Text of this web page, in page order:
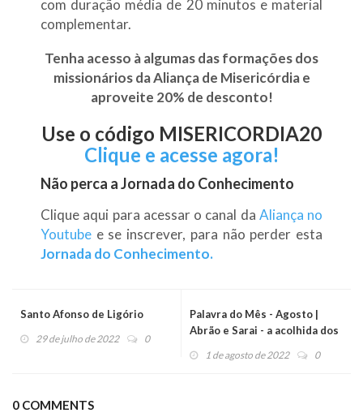
com duração média de 20 minutos e material
complementar.
Tenha acesso à algumas das formações dos
missionários da Aliança de Misericórdia e
aproveite 20% de desconto!
Use o código MISERICORDIA20
Clique e acesse agora!
Não perca a Jornada do Conhecimento
Clique aqui para acessar o canal da Aliança no
Youtube e se inscrever, para não perder esta
Jornada do Conhecimento.
Santo Afonso de Ligório
29 de julho de 2022 0
Palavra do Mês - Agosto |
Abrão e Sarai - a acolhida dos
1 de agosto de 2022 0
0 COMMENTS